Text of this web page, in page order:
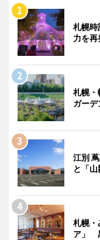
札幌
力を再
札幌
ガーデ
江別
と「
札幌・
ア」